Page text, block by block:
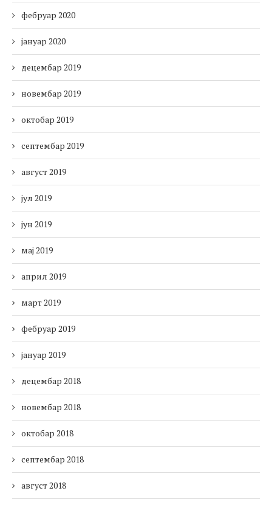
фебруар 2020
јануар 2020
децембар 2019
новембар 2019
октобар 2019
септембар 2019
август 2019
јул 2019
јун 2019
мај 2019
април 2019
март 2019
фебруар 2019
јануар 2019
децембар 2018
новембар 2018
октобар 2018
септембар 2018
август 2018